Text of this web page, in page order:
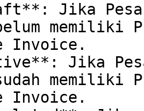
Jika
memiliki
Invoice.
Jika
memiliki
Invoice.